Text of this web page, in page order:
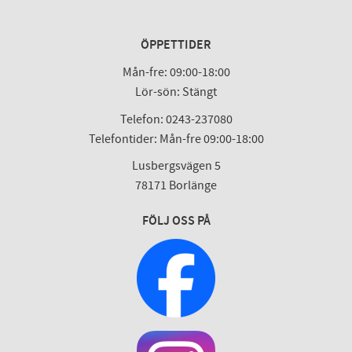
ÖPPETTIDER
Mån-fre: 09:00-18:00
Lör-sön: Stängt
Telefon: 0243-237080
Telefontider: Mån-fre 09:00-18:00
Lusbergsvägen 5
78171 Borlänge
FÖLJ OSS PÅ